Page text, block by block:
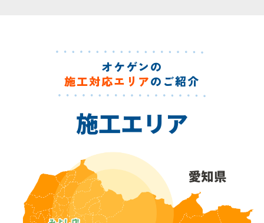
オケゲンの
施工対応エリアのご紹介
施工エリア